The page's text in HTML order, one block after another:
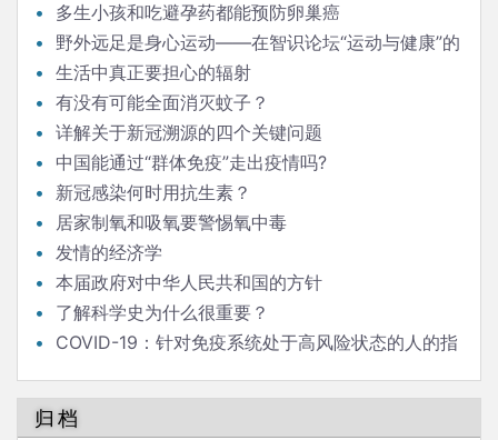
多生小孩和吃避孕药都能预防卵巢癌
野外远足是身心运动——在智识论坛“运动与健康”的
发言生活中真正要担心的辐射
有没有可能全面消灭蚊子？
详解关于新冠溯源的四个关键问题
中国能通过“群体免疫”走出疫情吗?
新冠感染何时用抗生素？
居家制氧和吸氧要警惕氧中毒
发情的经济学
本届政府对中华人民共和国的方针
了解科学史为什么很重要？
COVID-19：针对免疫系统处于高风险状态的人的指
归档